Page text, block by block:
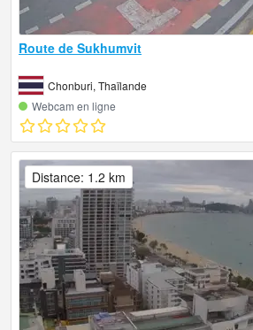
Route de Sukhumvit
Chonburi, Thaïlande
Webcam en ligne
Distance: 1.2 km